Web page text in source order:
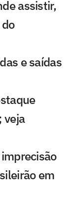
assistir,
e saídas
veja
em